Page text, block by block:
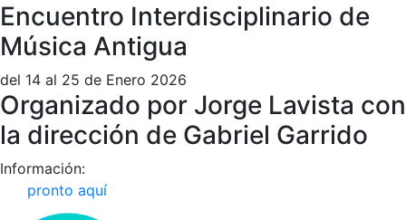
Encuentro Interdisciplinario de
Música Antigua
del 14 al 25 de Enero 2026
Organizado por Jorge Lavista con
la dirección de Gabriel Garrido
Información:
pronto aquí